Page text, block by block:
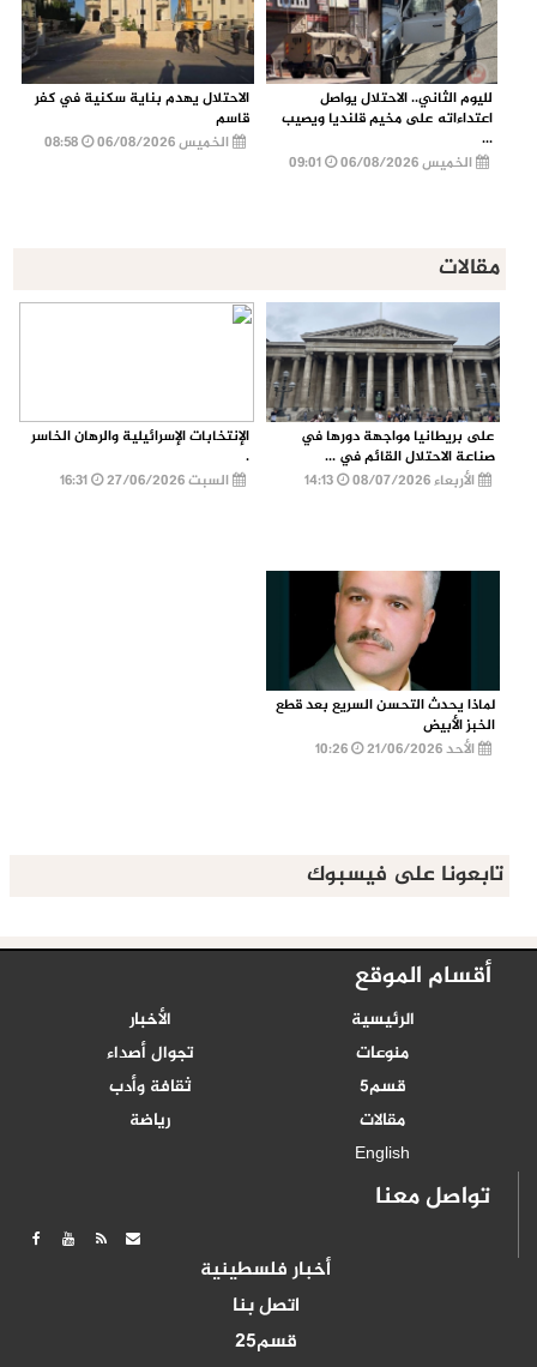
لليوم الثاني.. الاحتلال يواصل
اعتداءاته على مخيم قلنديا ويصيب
...
الخميس 06/08/2026
الاحتلال يهدم بناية سكنية في كفر
قاسم
الخميس 06/08/2026
08:58
مقالات
على بريطانيا مواجهة دورها في
صناعة الاحتلال القائم في ...
الأربعاء 08/07/2026
الإنتخابات الإسرائيلية والرهان الخاسر
.
السبت 27/06/2026
16:31
لماذا يحدث التحسن السريع بعد قطع
الخبز الأبيض
الأحد 21/06/2026
تابعونا على فيسبوك
أقسام الموقع
الرئيسية
الأخبار
منوعات
تجوال أصداء
قسم5
ثقافة وأدب
مقالات
رياضة
English
تواصل معنا
أخبار فلسطينية
اتصل بنا
قسم25